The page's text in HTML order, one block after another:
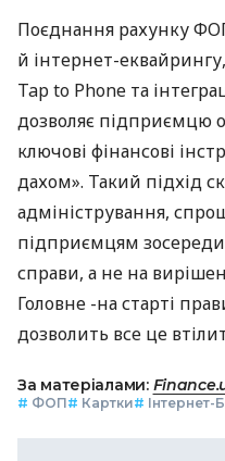
Поєднання рахунку
й інтернет-
Tap to Phone та
дозволяє підприємцю
ключові фінансові
дахом». Такий підхід
адміністрування,
підприємцям
справи, а не на
Головне -на старті
дозволить все це
За матеріалами:
# ФОП# Картки# Інтернет-